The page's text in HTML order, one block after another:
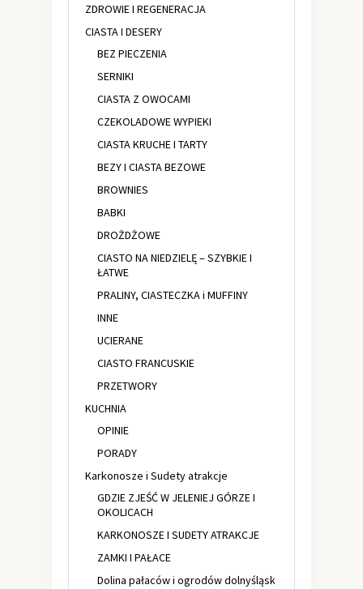
ZDROWIE I REGENERACJA
CIASTA I DESERY
BEZ PIECZENIA
SERNIKI
CIASTA Z OWOCAMI
CZEKOLADOWE WYPIEKI
CIASTA KRUCHE I TARTY
BEZY I CIASTA BEZOWE
BROWNIES
BABKI
DROŻDŻOWE
CIASTO NA NIEDZIELĘ – SZYBKIE I
ŁATWE
PRALINY, CIASTECZKA i MUFFINY
INNE
UCIERANE
CIASTO FRANCUSKIE
PRZETWORY
KUCHNIA
OPINIE
PORADY
Karkonosze i Sudety atrakcje
GDZIE ZJEŚĆ W JELENIEJ GÓRZE I
OKOLICACH
KARKONOSZE I SUDETY ATRAKCJE
ZAMKI I PAŁACE
Dolina pałaców i ogrodów dolnyśląsk